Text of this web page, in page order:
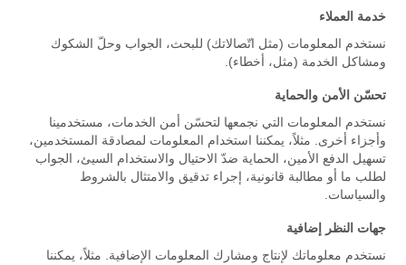
خدمة العملاء
نستخدم المعلومات (مثل اتّصالاتك) للبحث، الجواب وحلّ الشكوك
ومشاكل الخدمة (مثل، أخطاء).
تحسّن الأمن والحماية
نستخدم المعلومات التي نجمعها لتحسّن أمن الخدمات، مستخدمينا
وأجزاء أخرى. مثلاً، يمكننا استخدام المعلومات لمصادقة المستخدمين،
تسهيل الدفع الأمين، الحماية ضدّ الاحتيال والاستخدام السيئ، الجواب
لطلب ما أو مطالبة قانونية، إجراء تدقيق والامتثال بالشروط
والسياسات.
جهات النظر إضافية
نستخدم معلوماتك لإنتاج ومشارك المعلومات الإضافية. مثلاً، يمكننا